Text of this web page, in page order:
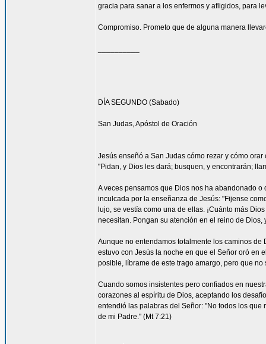
gracia para sanar a los enfermos y afligidos, para
Compromiso. Prometo que de alguna manera
DÍA SEGUNDO (Sabado)
San Judas, Apóstol de Oración
Jesús enseñó a San Judas cómo rezar y cómo
"Pidan, y Dios les dará; busquen, y encontrarán;
A veces pensamos que Dios nos ha abandonado
inculcada por la enseñanza de Jesús: "Fijense
lujo, se vestía como una de ellas. ¡Cuánto más
necesitan. Pongan su atención en el reino de
Aunque no entendamos totalmente los caminos
estuvo con Jesús la noche en que el Señor oró en
posible, líbrame de este trago amargo, pero que
Cuando somos insistentes pero confiados en
corazones al espíritu de Dios, aceptando los
entendió las palabras del Señor: "No todos los
de mi Padre." (Mt 7:21)